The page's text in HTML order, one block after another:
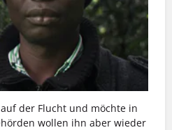
der Flucht und möchte in
wollen ihn aber wieder